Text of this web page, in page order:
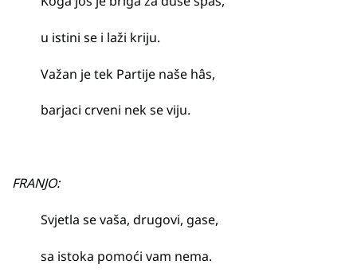
u istini se i laži kriju.
Važan je tek Partije naše hâs,
barjaci crveni nek se viju.
FRANJO:
Svjetla se vaša, drugovi, gase,
sa istoka pomoći vam nema.